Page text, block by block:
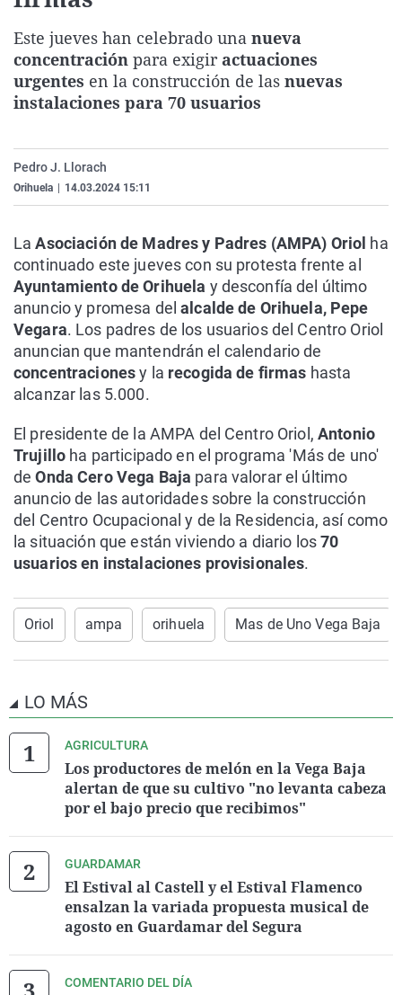
Gente viajera
Como el perro y el
Retornados
Equipo de
Operación Viuda
Galicia
La Rioja
Navarra
Televisión
Elecciones
Este jueves han celebrado una nueva
concentración para exigir actuaciones
urgentes en la construcción de las nuevas
instalaciones para 70 usuarios
Pedro J. Llorach
Orihuela 14.03.2024 15:11
LaAsociación de Madres y Padres (AMPA) Oriol ha
continuado este jueves con su protesta frente al
Ayuntamiento de Orihuela y desconfía del último
anuncio y promesa delalcalde de Orihuela, Pepe
Vegara. Los padres de los usuarios del Centro Oriol
anuncian que mantendrán el calendario de
concentracionesy la recogida de firmas hasta
alcanzar las 5.000.
El presidente de la AMPA del Centro Oriol,Antonio
Trujillo ha participado en el programa 'Más de uno'
deOnda Cero Vega Baja para valorar el último
anuncio de las autoridades sobre la construcción
del Centro Ocupacional y de la Residencia, así como
la situación que están viviendo a diario los70
usuarios en instalaciones provisionales.
Oriol ampa orihuela Mas de Uno Vega Baja
LO MÁS
AGRICULTURA
Los productores de melón en la Vega Baja
alertan de que su cultivo "no levanta cabeza
por el bajo precio que recibimos"
GUARDAMAR
El Estival al Castell y el Estival Flamenco
ensalzan la variada propuesta musical de
agosto en Guardamar del Segura
COMENTARIO DEL DÍA